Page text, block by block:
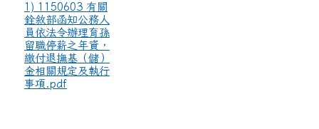
1) 1150603 有關
銓敘部函知公務人
員依法令辦理育孫
留職停薪之年資，
繳付退撫基（儲）
金相關規定及執行
事項.pdf